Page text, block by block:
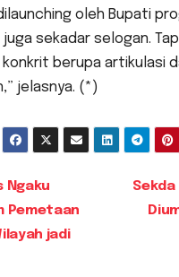
oleh Bupati
sekadar selogan.
berupa artikulasi
jelasnya. (*)
Sekda
Ngaku
Pemetaan
jadi